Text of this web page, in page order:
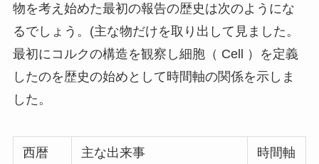
物を考え始めた最初の報告の歴史は次のようにな
るでしょう。(主な物だけを取り出して見ました。
最初にコルクの構造を観察し細胞（ Cell ）を定義
したのを歴史の始めとして時間軸の関係を示しま
した。
西暦
主な出来事
時間軸